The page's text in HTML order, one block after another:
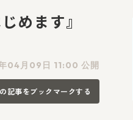
めます』
04月09日 11:00 公開
記事をブックマークする